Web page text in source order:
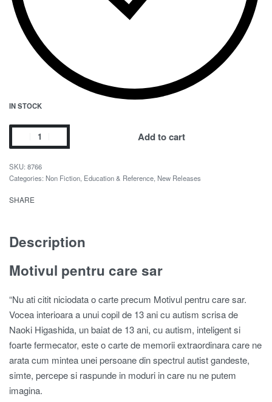
IN STOCK
Add to cart
8766
Categories: Non Fiction Education & Reference New Releases
SHARE
Description
Motivul pentru care sar
“Nu ati citit niciodata o carte precum Motivul pentru care sar.
Vocea interioara a unui copil de 13 ani cu autism scrisa de
Naoki Higashida, un baiat de 13 ani, cu autism, inteligent si
foarte fermecator, este o carte de memorii extraordinara care ne
arata cum mintea unei persoane din spectrul autist gandeste,
simte, percepe si raspunde in moduri in care nu ne putem
imagina.